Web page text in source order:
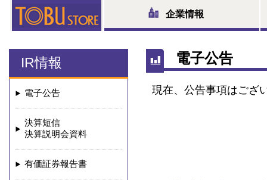
企業情報
IR情報
電子公告
決算短信
決算説明会資料
有価証券報告書
電子公告
現在、公告事項はござ